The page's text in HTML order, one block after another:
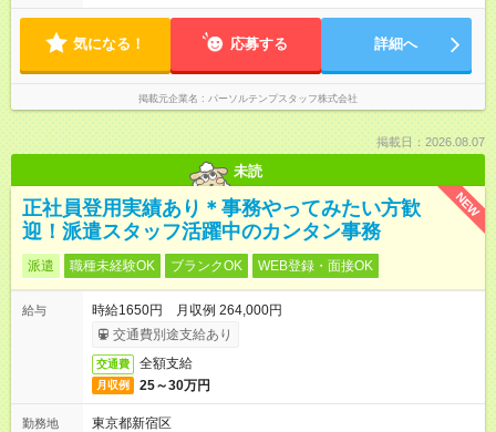
気になる！ 応募する 詳細へ
掲載元企業名 パーソルテンプスタッフ株式会社
掲載日：2026.08.07
未読
NEW
正社員登用実績あり＊事務やってみたい方歓
迎！派遣スタッフ活躍中のカンタン事務
派遣 職種未経験OK ブランクOK WEB登録・面接OK
給与
時給1650円 月収例 264,000円
交通費別途支給あり
交通費 全額支給
月収例 25～30万円
勤務地
東京都新宿区